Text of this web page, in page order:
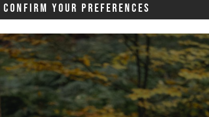
Confirm Your Preferences